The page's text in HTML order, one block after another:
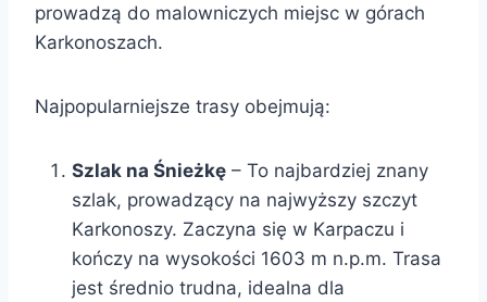
prowadzą do malowniczych miejsc w górach
Karkonoszach.
Najpopularniejsze trasy obejmują:
Szlak na Śnieżkę – To najbardziej znany
szlak, prowadzący na najwyższy szczyt
Karkonoszy. Zaczyna się w Karpaczu i
kończy na wysokości 1603 m n.p.m. Trasa
jest średnio trudna, idealna dla